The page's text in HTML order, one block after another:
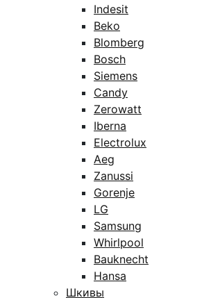
Indesit
Beko
Blomberg
Bosch
Siemens
Candy
Zerowatt
Iberna
Electrolux
Aeg
Zanussi
Gorenje
LG
Samsung
Whirlpool
Bauknecht
Hansa
Шкивы